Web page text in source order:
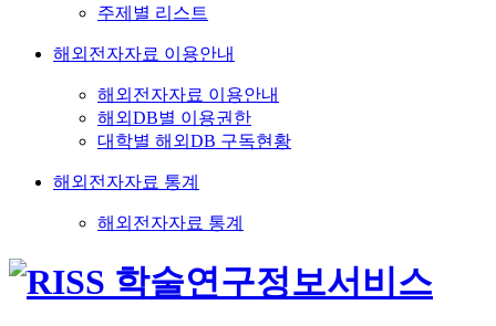
주제별 리스트
해외전자자료 이용안내
해외전자자료 이용안내
해외DB별 이용권한
대학별 해외DB 구독현황
해외전자자료 통계
해외전자자료 통계